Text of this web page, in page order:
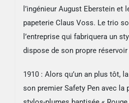
l’ingénieur August Eberstein et
papeterie Claus Voss. Le trio
l’entreprise qui fabriquera un
dispose de son propre
1910 : Alors qu’un an plus tôt,
son premier Safety Pen avec la